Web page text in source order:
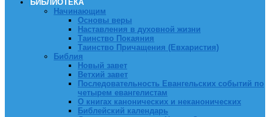
БИБЛИОТЕКА
Начинающим
Основы веры
Наставления в духовной жизни
Таинство Покаяния
Таинство Причащения (Евхаристия)
Библия
Новый завет
Ветхий завет
Последовательность Евангельских событий по
четырем евангелистам
О книгах канонических и неканонических
Библейский календарь